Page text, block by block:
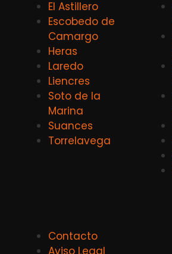
El Astillero
Escobedo de
Camargo
Heras
Laredo
Liencres
Soto de la
Marina
Suances
Torrelavega
Contacto
Aviso Legal